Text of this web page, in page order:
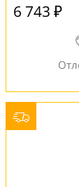
6 743 ₽